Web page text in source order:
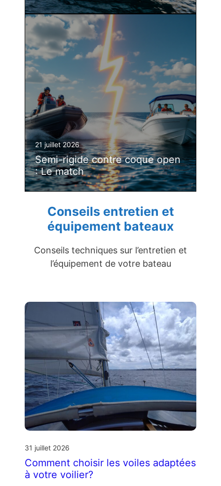
21 juillet 2026
Semi-rigide contre coque open
: Le match
Conseils entretien et
équipement bateaux
Conseils techniques sur l’entretien et
l’équipement de votre bateau
31 juillet 2026
Comment choisir les voiles adaptées
à votre voilier?